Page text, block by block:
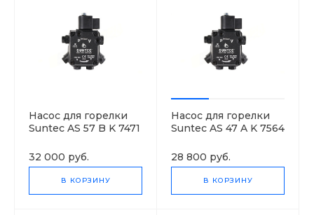
Насос для горелки
Suntec AS 57 B K 7471
32 000 руб.
В КОРЗИНУ
Насос для горелки
Suntec AS 47 A K 7564
28 800 руб.
В КОРЗИНУ